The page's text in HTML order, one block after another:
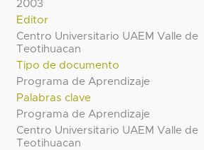
2003
Editor
Centro Universitario UAEM Valle de
Teotihuacan
Tipo de documento
Programa de Aprendizaje
Palabras clave
Programa de Aprendizaje
Centro Universitario UAEM Valle de
Teotihuacan